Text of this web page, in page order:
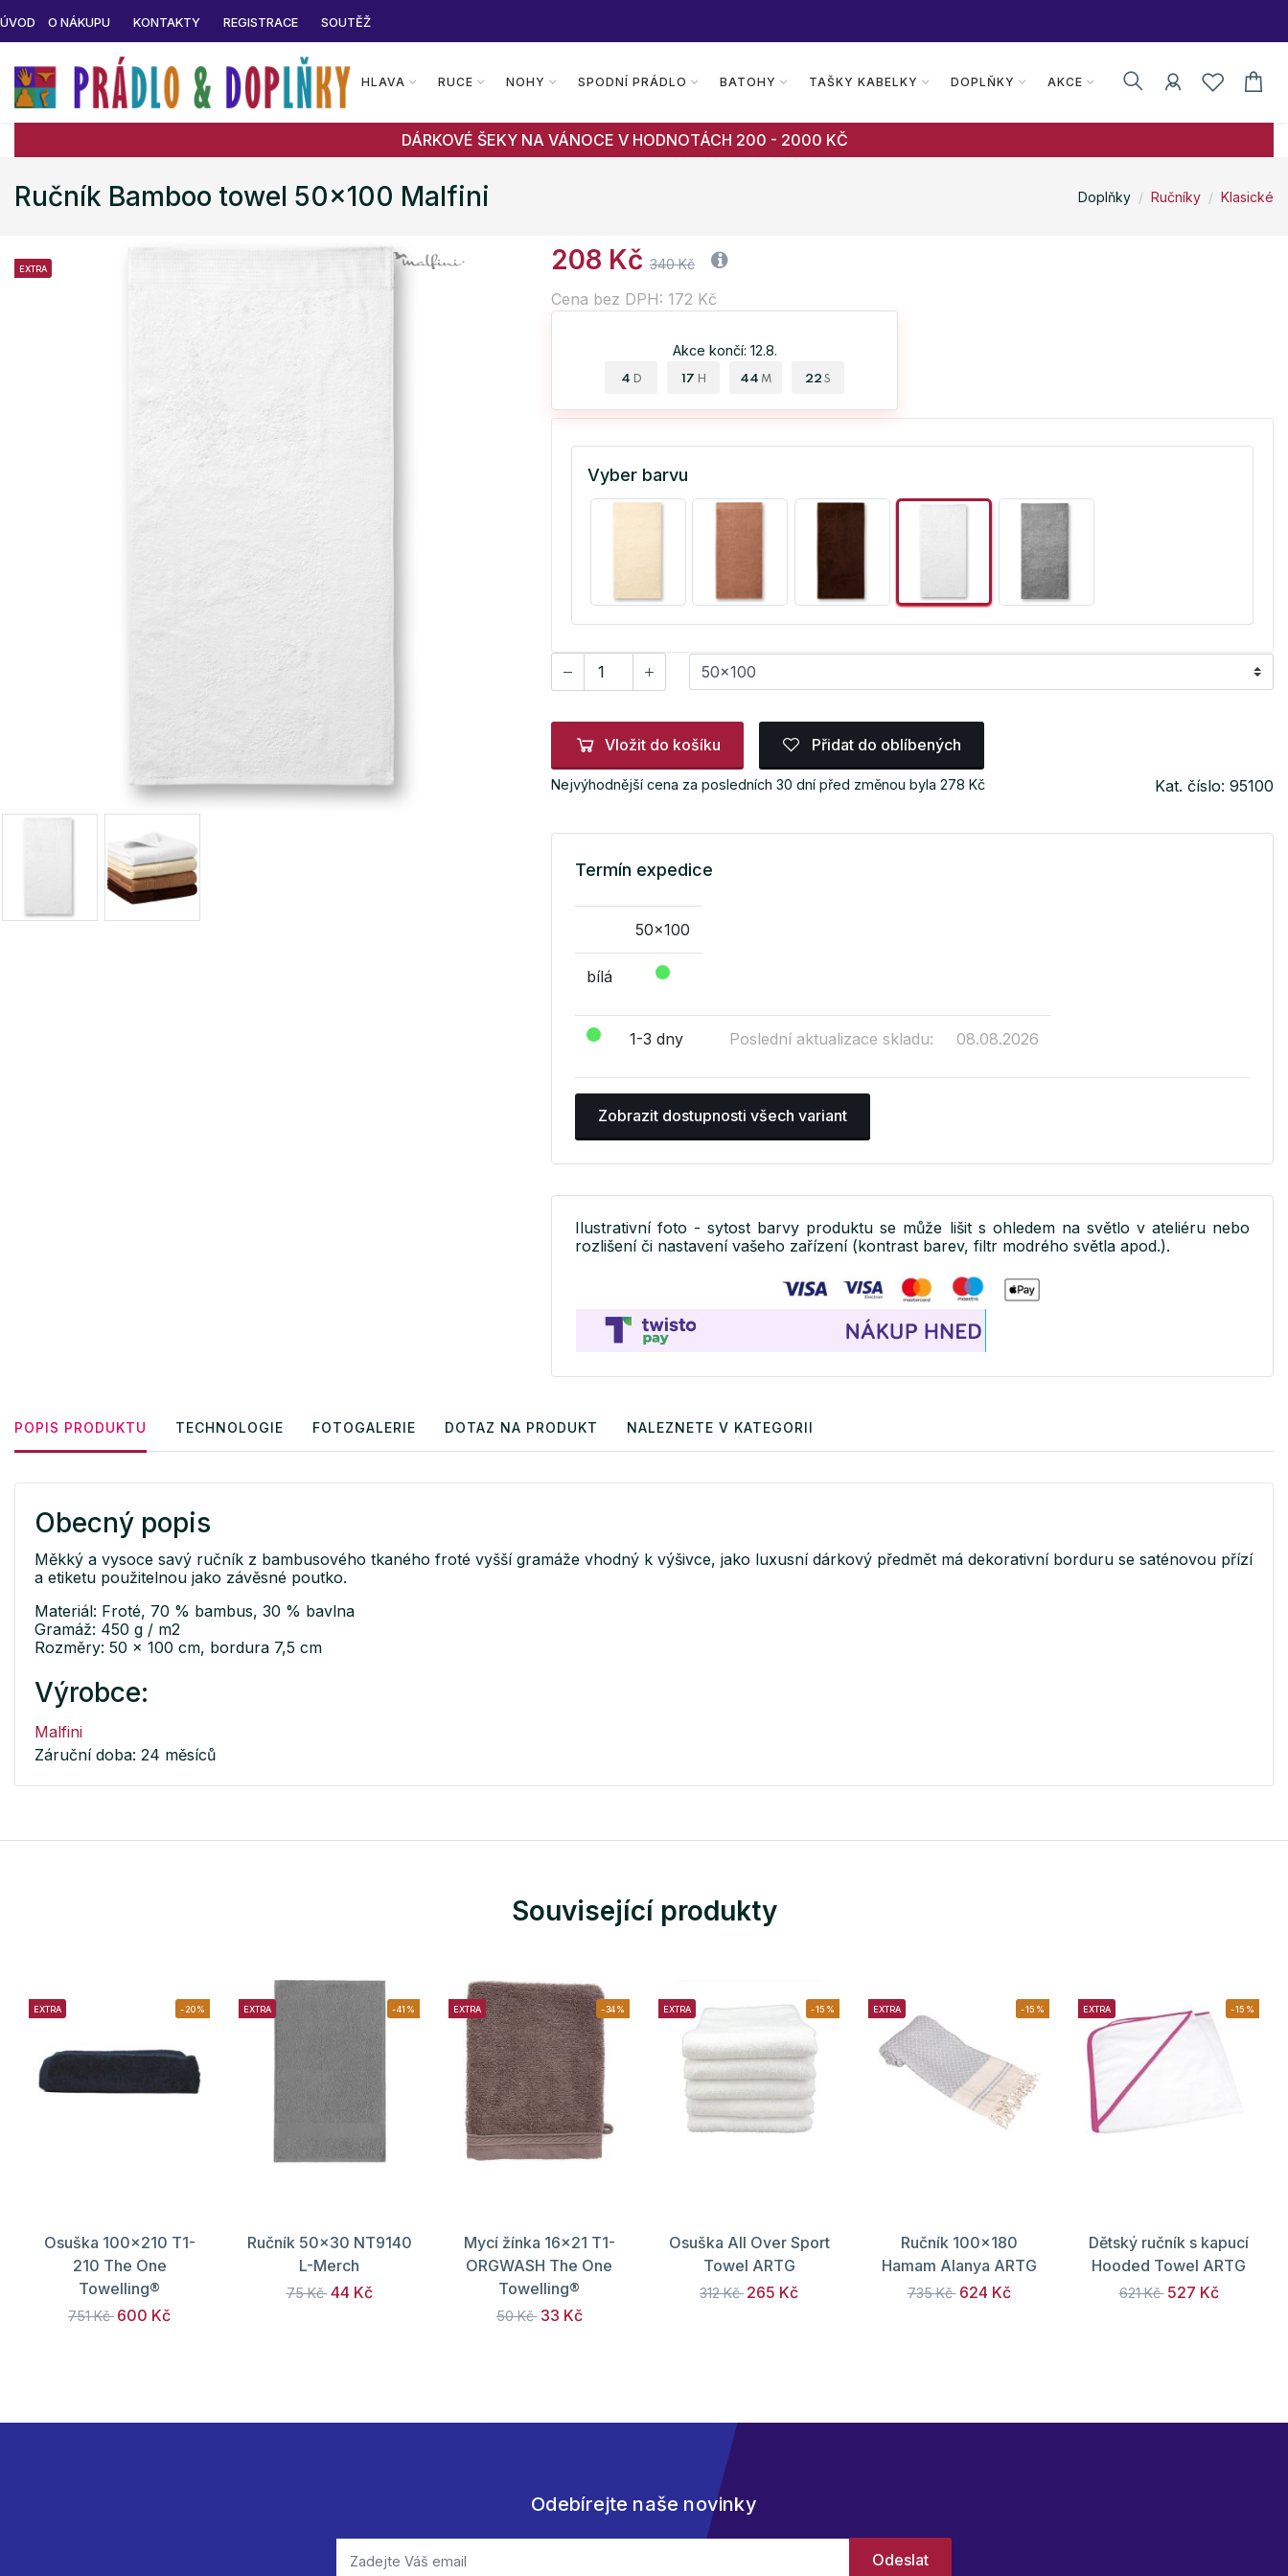
ÚVOD O NÁKUPU KONTAKTY REGISTRACE SOUTĚŽ
HLAVA RUCE NOHY SPODNÍ PRÁDLO BATOHY TAŠKY KABELKY DOPLŇKY AKCE
DÁRKOVÉ ŠEKY NA VÁNOCE V HODNOTÁCH 200 - 2000 KČ
Ručník Bamboo towel 50x100 Malfini Doplňky Ručníky Klasické
EXTRA 208 Kč 340 Kč
Cena bez DPH: 172 Kč
Akce končí: 12.8.
4 D 17 H 44 M 21 S
Vyber barvu
Vložit do košíku Přidat do oblíbených
Nejvýhodnější cena za posledních 30 dní před změnou byla 278 Kč Kat. číslo: 95100
Termín expedice
50x100
bílá
1-3 dny Poslední aktualizace skladu: 08.08.2026
Zobrazit dostupnosti všech variant
Ilustrativní foto - sytost barvy produktu se může lišit s ohledem na světlo v ateliéru nebo
rozlišení či nastavení vašeho zařízení (kontrast barev, filtr modrého světla apod.).
POPIS PRODUKTU TECHNOLOGIE FOTOGALERIE DOTAZ NA PRODUKT NALEZNETE V KATEGORII
Obecný popis
Měkký a vysoce savý ručník z bambusového tkaného froté vyšší gramáže vhodný k výšivce, jako luxusní dárkový předmět má dekorativní borduru se saténovou přízí
a etiketu použitelnou jako závěsné poutko.
Materiál: Froté, 70 % bambus, 30 % bavlna
Gramáž: 450 g / m2
Rozměry: 50 x 100 cm, bordura 7,5 cm
Výrobce:
Malfini
Záruční doba: 24 měsíců
Související produkty
EXTRA -20%
Osuška 100x210 T1-
210 The One
Towelling®
751 Kč 600 Kč
EXTRA -41%
Ručník 50x30 NT9140
L-Merch
75 Kč 44 Kč
EXTRA -34%
Mycí žínka 16x21 T1-
ORGWASH The One
Towelling®
50 Kč 33 Kč
EXTRA -15%
Osuška All Over Sport
Towel ARTG
312 Kč 265 Kč
EXTRA -15%
Ručník 100x180
Hamam Alanya ARTG
735 Kč 624 Kč
EXTRA -15%
Dětský ručník s kapucí
Hooded Towel ARTG
621 Kč 527 Kč
Odebírejte naše novinky